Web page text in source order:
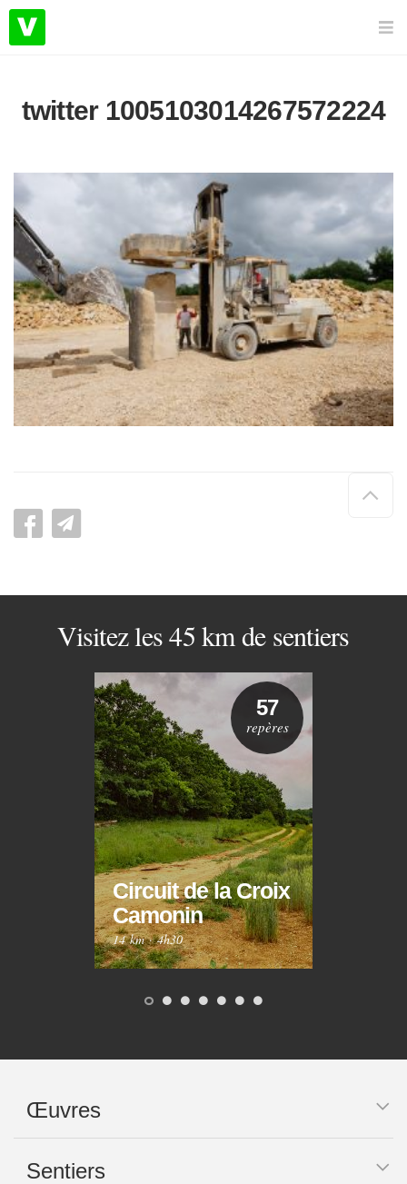
twitter 1005103014267572224
de
Visitez les 45 km de sentiers
Circuit de la Croix
Camonin
14 km·4h30
57
repères
Œuvres
Sentiers